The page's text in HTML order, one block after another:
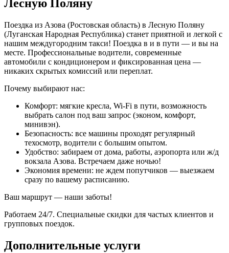
Лесную Поляну
Поездка из Азова (Ростовская область) в Лесную Поляну
(Луганская Народная Республика) станет приятной и легкой с
нашим междугородним такси! Поездка в и в пути — и вы на
месте. Профессиональные водители, современные
автомобили с кондиционером и фиксированная цена —
никаких скрытых комиссий или переплат.
Почему выбирают нас:
Комфорт: мягкие кресла, Wi-Fi в пути, возможность
выбрать салон под ваш запрос (эконом, комфорт,
минивэн).
Безопасность: все машины проходят регулярный
техосмотр, водители с большим опытом.
Удобство: забираем от дома, работы, аэропорта или ж/д
вокзала Азова. Встречаем даже ночью!
Экономия времени: не ждем попутчиков — выезжаем
сразу по вашему расписанию.
Ваш маршрут — наши заботы!
Работаем 24/7. Специальные скидки для частых клиентов и
групповых поездок.
Дополнительные услуги